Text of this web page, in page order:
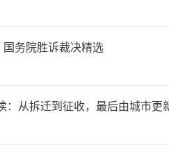
务院胜诉裁决精选
：从拆迁到征收，最后由城市更